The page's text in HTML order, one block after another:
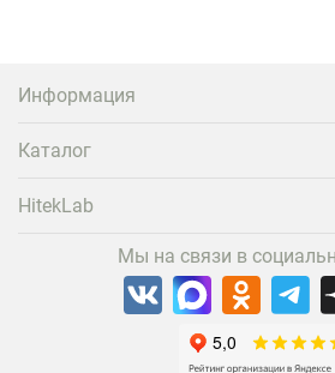
проектора.
Информация
Каталог
HitekLab
Мы на связи в